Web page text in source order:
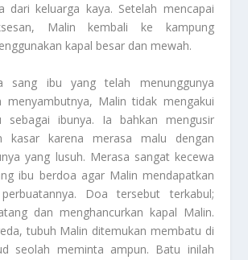
dari keluarga kaya. Setelah mencapai
Malin kembali ke kampung
kapal besar dan mewah.
sang ibu yang telah menunggunya
menyambutnya, Malin tidak mengakui
ibunya. Ia bahkan mengusir
kasar karena merasa malu dengan
yang lusuh. Merasa sangat kecewa
ibu berdoa agar Malin mendapatkan
Doa tersebut terkabul;
dan menghancurkan kapal Malin.
tubuh Malin ditemukan membatu di
seolah meminta ampun. Batu inilah